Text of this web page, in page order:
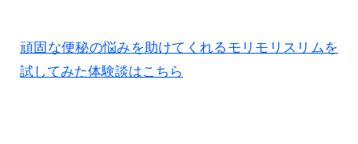
頑固な便秘の悩みを助けてくれるモリモリスリムを
試してみた体験談はこちら